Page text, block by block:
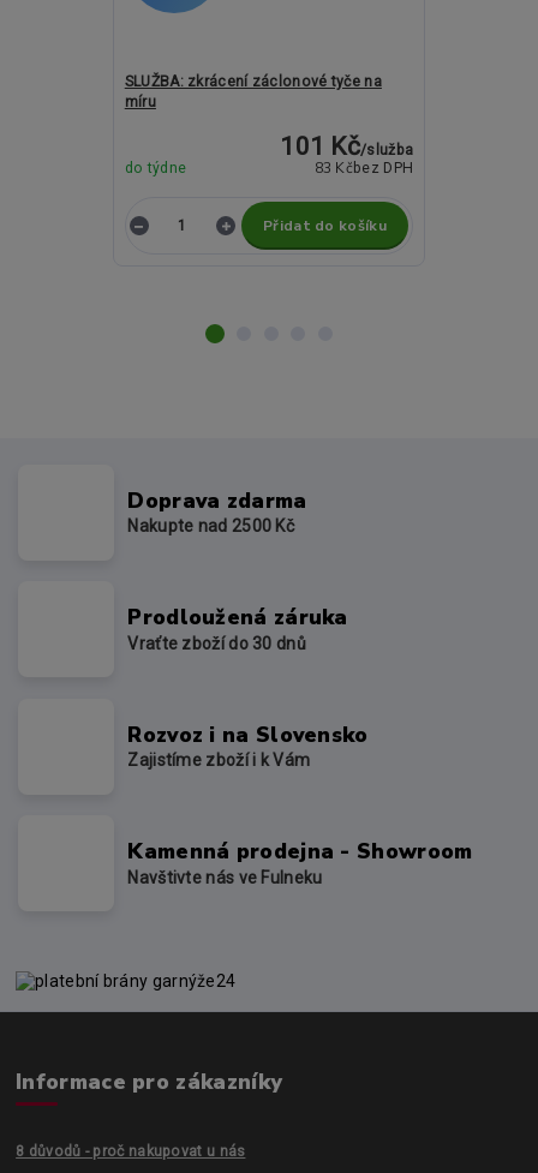
SLUŽBA: zkrácení záclonové tyče na
míru
101 Kč/služba
83 Kč bez DPH
do týdne
Přidat do košíku
Doprava zdarma
Nakupte nad 2500 Kč
Prodloužená záruka
Vraťte zboží do 30 dnů
Rozvoz i na Slovensko
Zajistíme zboží i k Vám
Kamenná prodejna - Showroom
Navštivte nás ve Fulneku
Informace pro zákazníky
8 důvodů - proč nakupovat u nás